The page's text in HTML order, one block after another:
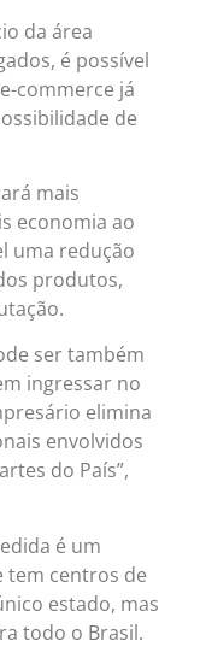
da área
é possível
commerce já
de
mais
economia ao
uma redução
produtos,
ser também
ingressar no
elimina
envolvidos
do País”,
é um
tem centros de
estado, mas
todo o Brasil.